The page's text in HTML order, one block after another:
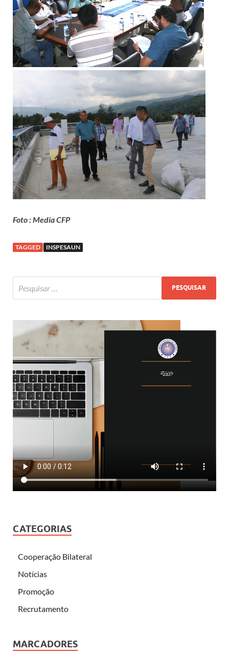
Foto : Media CFP
TAGGED INSPESAUN
CATEGORIAS
Cooperação Bilateral
Notícias
Promoção
Recrutamento
MARCADORES